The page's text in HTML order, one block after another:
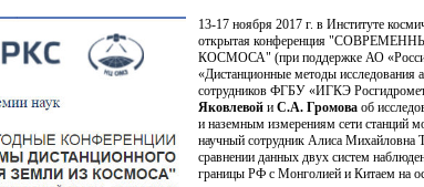
13-17 ноября 2017 г. в Институте
открытая конференция
КОСМОСА" (при поддержке АО
«Дистанционные методы исследования
сотрудников ФГБУ «ИГКЭ
Яковлевойи С.А. Громоваоб
и наземным измерениям сети станций
научный сотрудник Алиса Михайловна
сравнении данных двух систем
границы РФ с Монголией и Китаем на